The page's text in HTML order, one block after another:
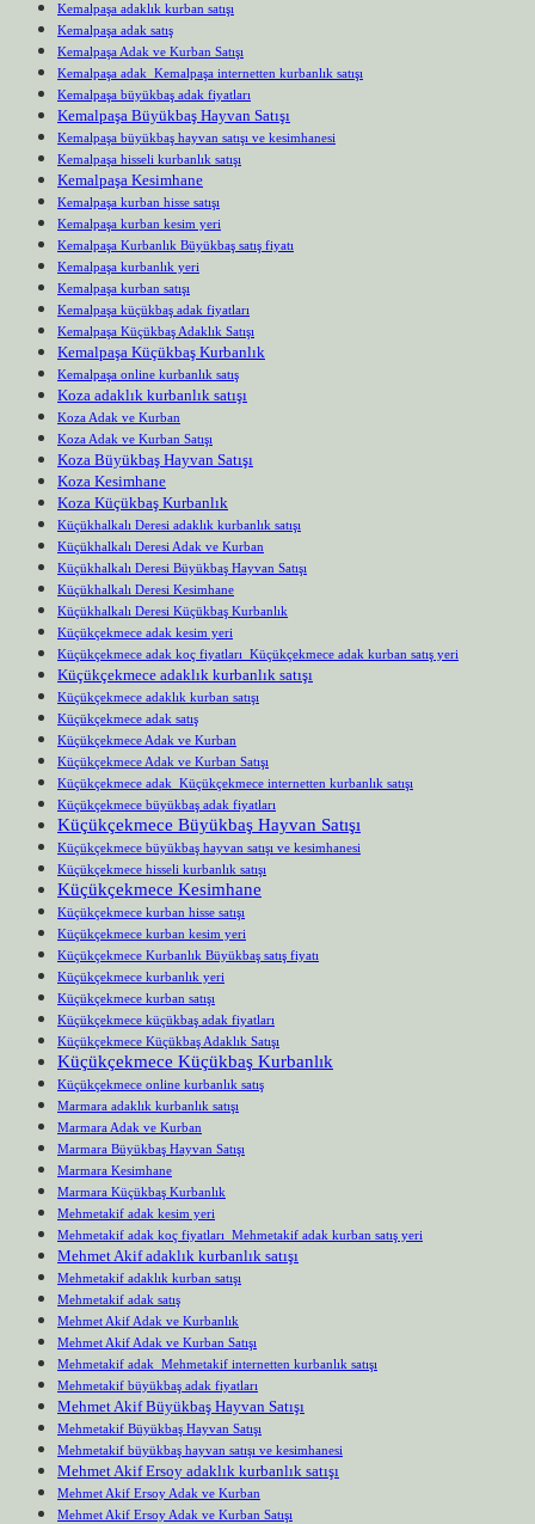
Kemalpaşa adaklık kurban satışı
Kemalpaşa adak satış
Kemalpaşa Adak ve Kurban Satışı
Kemalpaşa adak Kemalpaşa internetten kurbanlık satışı
Kemalpaşa büyükbaş adak fiyatları
Kemalpaşa Büyükbaş Hayvan Satışı
Kemalpaşa büyükbaş hayvan satışı ve kesimhanesi
Kemalpaşa hisseli kurbanlık satışı
Kemalpaşa Kesimhane
Kemalpaşa kurban hisse satışı
Kemalpaşa kurban kesim yeri
Kemalpaşa Kurbanlık Büyükbaş satış fiyatı
Kemalpaşa kurbanlık yeri
Kemalpaşa kurban satışı
Kemalpaşa küçükbaş adak fiyatları
Kemalpaşa Küçükbaş Adaklık Satışı
Kemalpaşa Küçükbaş Kurbanlık
Kemalpaşa online kurbanlık satış
Koza adaklık kurbanlık satışı
Koza Adak ve Kurban
Koza Adak ve Kurban Satışı
Koza Büyükbaş Hayvan Satışı
Koza Kesimhane
Koza Küçükbaş Kurbanlık
Küçükhalkalı Deresi adaklık kurbanlık satışı
Küçükhalkalı Deresi Adak ve Kurban
Küçükhalkalı Deresi Büyükbaş Hayvan Satışı
Küçükhalkalı Deresi Kesimhane
Küçükhalkalı Deresi Küçükbaş Kurbanlık
Küçükçekmece adak kesim yeri
Küçükçekmece adak koç fiyatları Küçükçekmece adak kurban satış yeri
Küçükçekmece adaklık kurbanlık satışı
Küçükçekmece adaklık kurban satışı
Küçükçekmece adak satış
Küçükçekmece Adak ve Kurban
Küçükçekmece Adak ve Kurban Satışı
Küçükçekmece adak Küçükçekmece internetten kurbanlık satışı
Küçükçekmece büyükbaş adak fiyatları
Küçükçekmece Büyükbaş Hayvan Satışı
Küçükçekmece büyükbaş hayvan satışı ve kesimhanesi
Küçükçekmece hisseli kurbanlık satışı
Küçükçekmece Kesimhane
Küçükçekmece kurban hisse satışı
Küçükçekmece kurban kesim yeri
Küçükçekmece Kurbanlık Büyükbaş satış fiyatı
Küçükçekmece kurbanlık yeri
Küçükçekmece kurban satışı
Küçükçekmece küçükbaş adak fiyatları
Küçükçekmece Küçükbaş Adaklık Satışı
Küçükçekmece Küçükbaş Kurbanlık
Küçükçekmece online kurbanlık satış
Marmara adaklık kurbanlık satışı
Marmara Adak ve Kurban
Marmara Büyükbaş Hayvan Satışı
Marmara Kesimhane
Marmara Küçükbaş Kurbanlık
Mehmetakif adak kesim yeri
Mehmetakif adak koç fiyatları Mehmetakif adak kurban satış yeri
Mehmet Akif adaklık kurbanlık satışı
Mehmetakif adaklık kurban satışı
Mehmetakif adak satış
Mehmet Akif Adak ve Kurbanlık
Mehmet Akif Adak ve Kurban Satışı
Mehmetakif adak Mehmetakif internetten kurbanlık satışı
Mehmetakif büyükbaş adak fiyatları
Mehmet Akif Büyükbaş Hayvan Satışı
Mehmetakif Büyükbaş Hayvan Satışı
Mehmetakif büyükbaş hayvan satışı ve kesimhanesi
Mehmet Akif Ersoy adaklık kurbanlık satışı
Mehmet Akif Ersoy Adak ve Kurban
Mehmet Akif Ersoy Adak ve Kurban Satışı